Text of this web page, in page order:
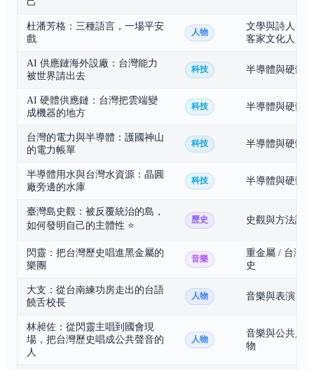
杜潘芳格：三種語言，一場平安
戲
人物
文學與詩人 /
客家文化人
AI 供應鏈海外設廠：台灣能力
被世界請出去
科技 半導體與硬體
AI 硬體供應鏈：台灣把雲端變
成機器的地方
科技 半導體與硬體
台灣的電力與半導體：護國神山
的電力帳單
科技 半導體與硬體
半導體用水與台灣水資源：晶圓
廠旁邊的水庫
科技 半導體與硬體
臺灣島史觀：被反覆統治的島，
如何發明自己的主體性 ⭐
歷史 史觀與方法論
閃靈：把台灣歷史唱進黑金屬的
樂團
音樂
重金屬 / 台灣
史
大支：從台南練功房走出的台語
饒舌校長
人物 音樂與表演
林昶佐：從閃靈主唱到國會現
場，把台灣歷史唱成公共聲音的
人
人物
音樂與公共人
物